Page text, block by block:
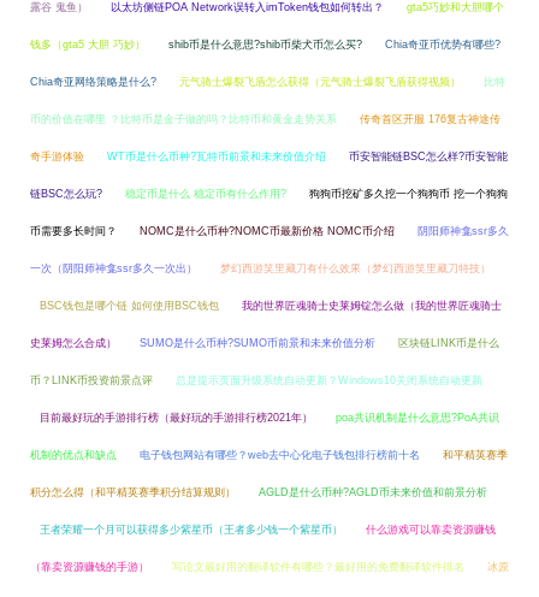
露谷 鬼鱼） 以太坊侧链POA Network误转入imToken钱包如何转出？ gta5巧妙和大胆哪个
钱多（gta5 大胆 巧妙） shib币是什么意思?shib币柴犬币怎么买? Chia奇亚币优势有哪些?
Chia奇亚网络策略是什么? 元气骑士爆裂飞盾怎么获得（元气骑士爆裂飞盾获得视频） 比特
币的价值在哪里 ？比特币是金子做的吗？比特币和黄金走势关系 传奇首区开服 176复古神途传
奇手游体验 WT币是什么币种?瓦特币前景和未来价值介绍 币安智能链BSC怎么样?币安智能
链BSC怎么玩? 稳定币是什么 稳定币有什么作用? 狗狗币挖矿多久挖一个狗狗币 挖一个狗狗
币需要多长时间？ NOMC是什么币种?NOMC币最新价格 NOMC币介绍 阴阳师神龛ssr多久
一次（阴阳师神龛ssr多久一次出） 梦幻西游笑里藏刀有什么效果（梦幻西游笑里藏刀特技）
BSC钱包是哪个链 如何使用BSC钱包 我的世界匠魂骑士史莱姆锭怎么做（我的世界匠魂骑士
史莱姆怎么合成） SUMO是什么币种?SUMO币前景和未来价值分析 区块链LINK币是什么
币？LINK币投资前景点评 总是提示页面升级系统自动更新？Windows10关闭系统自动更新
目前最好玩的手游排行榜（最好玩的手游排行榜2021年） poa共识机制是什么意思?PoA共识
机制的优点和缺点 电子钱包网站有哪些？web去中心化电子钱包排行榜前十名 和平精英赛季
积分怎么得（和平精英赛季积分结算规则） AGLD是什么币种?AGLD币未来价值和前景分析
王者荣耀一个月可以获得多少紫星币（王者多少钱一个紫星币） 什么游戏可以靠卖资源赚钱
（靠卖资源赚钱的手游） 写论文最好用的翻译软件有哪些？最好用的免费翻译软件排名 冰原